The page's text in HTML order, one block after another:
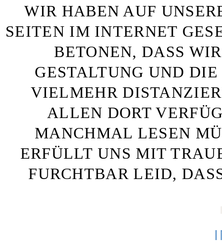
WIR HABEN AUF
SEITEN IM INTERNET
BETONEN, DASS
GESTALTUNG UND
VIELMEHR
ALLEN DORT
MANCHMAL LESEN
ERFÜLLT UNS MIT
FURCHTBAR LEID,